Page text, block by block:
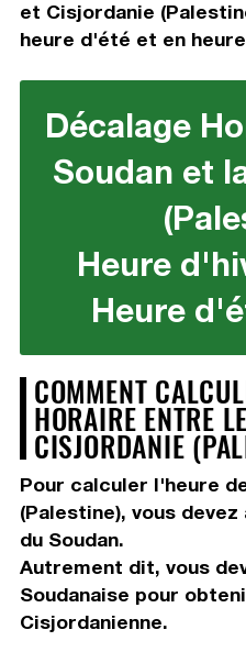
et Cisjordanie
heure d'été et en
Décalage
Soudan et
Heure
Heure
COMMENT
HORAIRE ENTRE
CISJORDANIE
Pour calculer l'heure
(Palestine), vous devez
du Soudan.
Autrement dit, vous
Soudanaise pour
Cisjordanienne.